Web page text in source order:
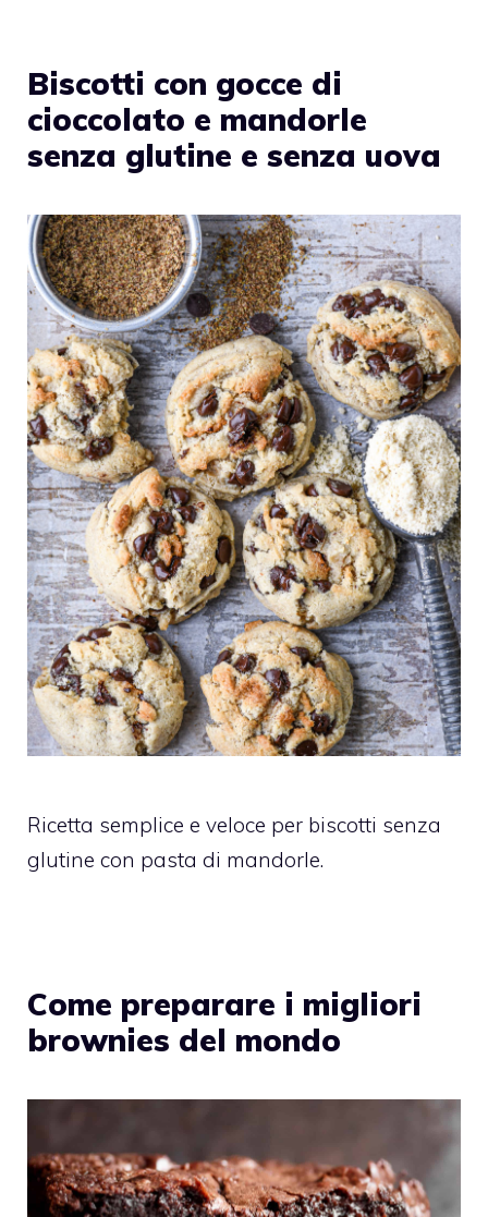
Biscotti con gocce di
cioccolato e mandorle
senza glutine e senza uova
Ricetta semplice e veloce per biscotti senza
glutine con pasta di mandorle.
Come preparare i migliori
brownies del mondo